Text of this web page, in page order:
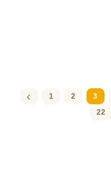
1 2 3
22